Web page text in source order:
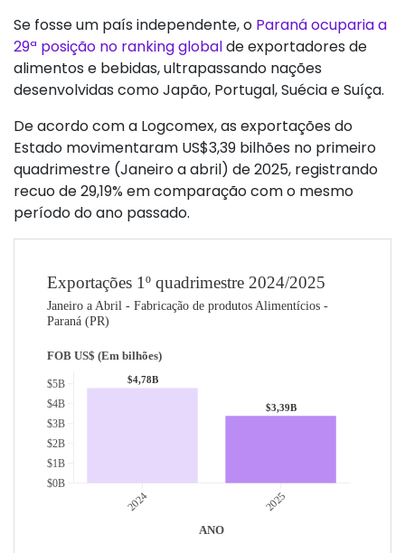
Se fosse um país independente, o Paraná ocuparia a
29ª posição no ranking globalde exportadores de
alimentos e bebidas, ultrapassando nações
desenvolvidas como Japão, Portugal, Suécia e Suíça.
De acordo com a Logcomex, as exportações do
Estado movimentaram US$3,39 bilhões no primeiro
quadrimestre (Janeiro a abril) de 2025, registrando
recuo de 29,19% em comparação com o mesmo
período do ano passado.